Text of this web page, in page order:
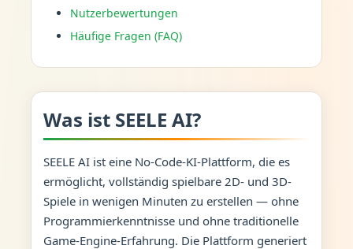
Nutzerbewertungen
Häufige Fragen (FAQ)
Was ist SEELE AI?
SEELE AI ist eine No-Code-KI-Plattform, die es
ermöglicht, vollständig spielbare 2D- und 3D-
Spiele in wenigen Minuten zu erstellen — ohne
Programmierkenntnisse und ohne traditionelle
Game-Engine-Erfahrung. Die Plattform generiert